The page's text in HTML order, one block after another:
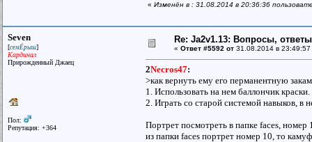
« Изменён в : 31.08.2014 в 20:36:36
Seven
[семЁрыш]
Кардинал
Прирожденный Джаец
Пол:
Репутация: +364
Re: Ja2v1.13: Вопросы,
« Ответ #5592 от 31.08.2014 в 23:49:57
2Necros47:
>как вернуть ему его перманентную
1. Использовать на нем баллончик
2. Играть со старой системой навыков, в
Портрет посмотреть в папке faces,
из папки faces портрет номер 10, то